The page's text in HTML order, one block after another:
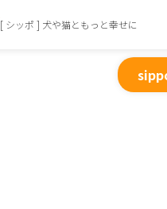
[ シッポ ] 犬や猫ともっと幸せに